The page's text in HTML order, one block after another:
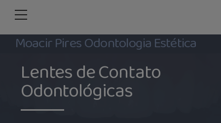
Moacir Pires Odontologia Estética
Lentes de Contato
Odontológicas